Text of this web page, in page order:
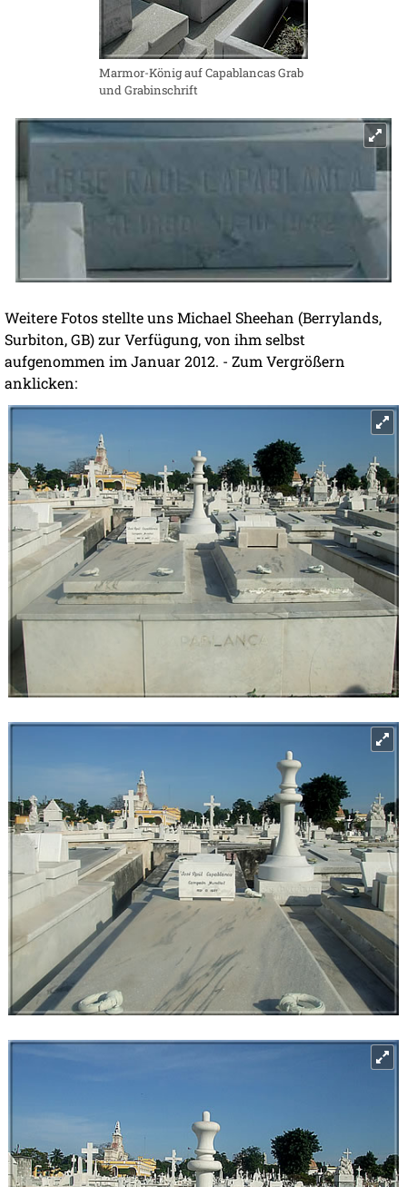
Marmor-König auf Capablancas Grab
und Grabinschrift
Weitere Fotos stellte uns Michael Sheehan (Berrylands,
Surbiton, GB) zur Verfügung, von ihm selbst
aufgenommen im Januar 2012. - Zum Vergrößern
anklicken: